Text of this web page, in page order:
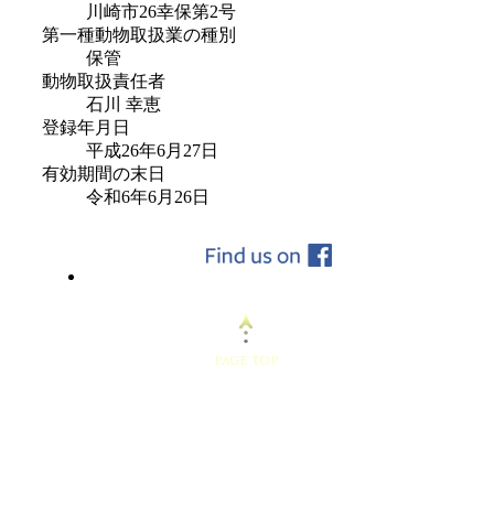
川崎市26幸保第2号
第一種動物取扱業の種別
保管
動物取扱責任者
石川 幸恵
登録年月日
平成26年6月27日
有効期間の末日
令和6年6月26日